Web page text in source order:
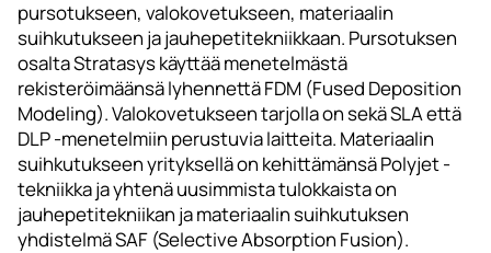
pursotukseen, valokovetukseen, materiaalin
suihkutukseen ja jauhepetitekniikkaan. Pursotuksen
osalta Stratasys käyttää menetelmästä
rekisteröimäänsä lyhennettä FDM (Fused Deposition
Modeling). Valokovetukseen tarjolla on sekä SLA että
DLP -menetelmiin perustuvia laitteita. Materiaalin
suihkutukseen yrityksellä on kehittämänsä Polyjet -
tekniikka ja yhtenä uusimmista tulokkaista on
jauhepetitekniikan ja materiaalin suihkutuksen
yhdistelmä SAF (Selective Absorption Fusion).